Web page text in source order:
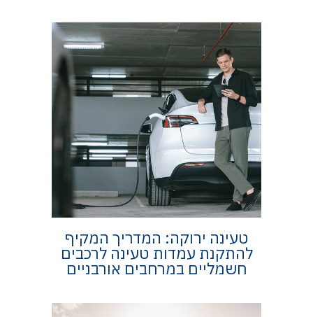
טעינה ירוקה: המדריך המקיף
להתקנת עמדות טעינה לרכבים
חשמליים במרחבים אורבניים